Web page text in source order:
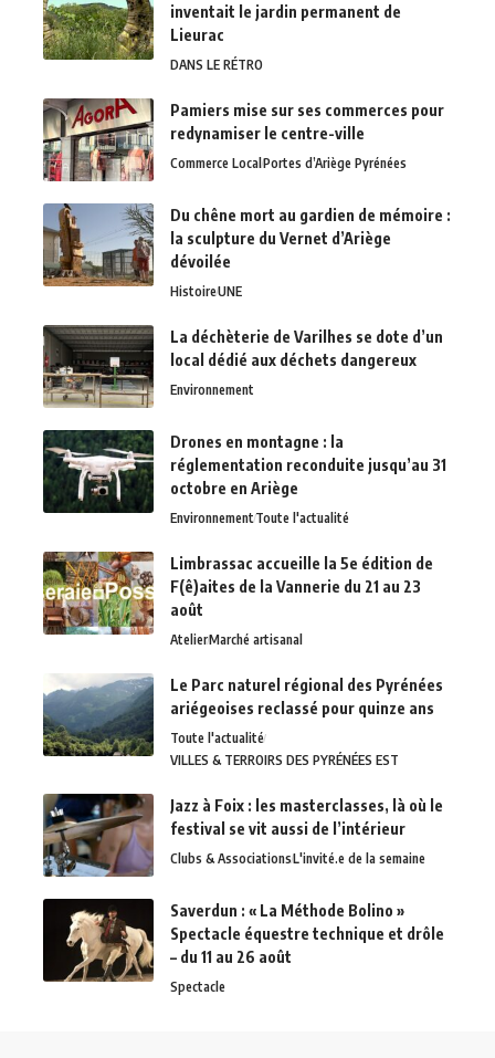
inventait le jardin permanent de
Lieurac
DANS LE RÉTRO
Pamiers mise sur ses commerces pour
redynamiser le centre-ville
Commerce LocalPortes d’Ariège Pyrénées
Du chêne mort au gardien de mémoire :
la sculpture du Vernet d’Ariège
dévoilée
HistoireUNE
La déchèterie de Varilhes se dote d’un
local dédié aux déchets dangereux
Environnement
Drones en montagne : la
réglementation reconduite jusqu’au 31
octobre en Ariège
EnvironnementToute l'actualité
Limbrassac accueille la 5e édition de
F(ê)aites de la Vannerie du 21 au 23
août
AtelierMarché artisanal
Le Parc naturel régional des Pyrénées
ariégeoises reclassé pour quinze ans
Toute l'actualité
VILLES & TERROIRS DES PYRÉNÉES EST
Jazz à Foix : les masterclasses, là où le
festival se vit aussi de l’intérieur
Clubs & AssociationsL'invité.e de la semaine
Saverdun : « La Méthode Bolino »
Spectacle équestre technique et drôle
– du 11 au 26 août
Spectacle